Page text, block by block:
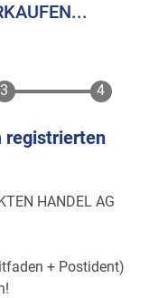
registrierten
HANDEL AG
+ Postident)